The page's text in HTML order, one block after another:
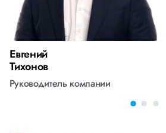
Евгений
Тихонов
Руководитель компании